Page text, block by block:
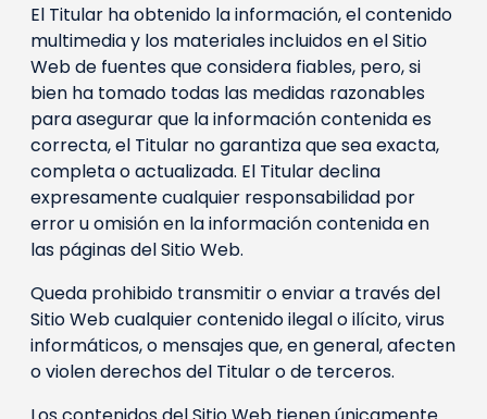
El Titular ha obtenido la información, el contenido
multimedia y los materiales incluidos en el Sitio
Web de fuentes que considera fiables, pero, si
bien ha tomado todas las medidas razonables
para asegurar que la información contenida es
correcta, el Titular no garantiza que sea exacta,
completa o actualizada. El Titular declina
expresamente cualquier responsabilidad por
error u omisión en la información contenida en
las páginas del Sitio Web.
Queda prohibido transmitir o enviar a través del
Sitio Web cualquier contenido ilegal o ilícito, virus
informáticos, o mensajes que, en general, afecten
o violen derechos del Titular o de terceros.